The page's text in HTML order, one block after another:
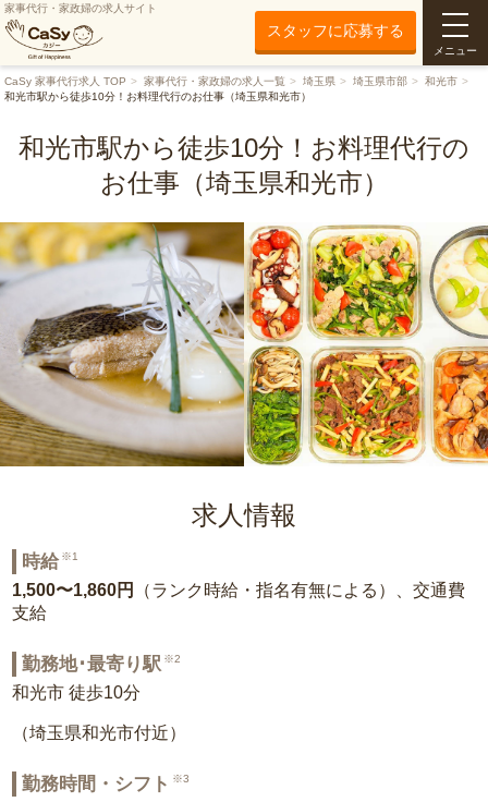
家事代行・家政婦の求人サイト
スタッフに応募する
メニュー
CaSy 家事代行求人 TOP 家事代行・家政婦の求人一覧 埼玉県 埼玉県市部
和光市
和光市駅から徒歩10分！お料理代行のお仕事（埼玉県和光市）
和光市駅から徒歩10分！お料理代行の
お仕事（埼玉県和光市）
求人情報
時給 ※1
1,500〜1,860円
（ランク時給・指名有無による）、交通費
支給
勤務地･最寄り駅 ※2
和光市 徒歩10分
（埼玉県和光市付近）
勤務時間・シフト ※3